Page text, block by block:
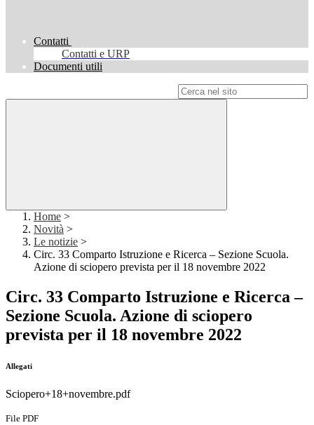
Contatti
Contatti e URP
Documenti utili
Home >
Novità >
Le notizie >
Circ. 33 Comparto Istruzione e Ricerca – Sezione Scuola.
Azione di sciopero prevista per il 18 novembre 2022
Circ. 33 Comparto Istruzione e Ricerca –
Sezione Scuola. Azione di sciopero
prevista per il 18 novembre 2022
Allegati
Sciopero+18+novembre.pdf
File PDF